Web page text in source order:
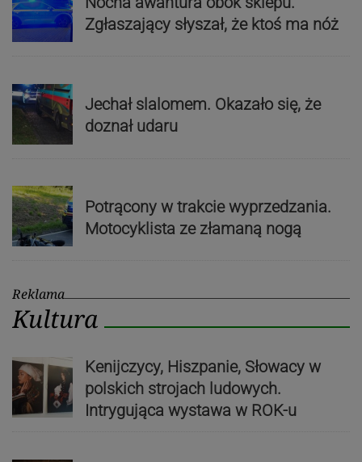
Zgłaszający słyszał, że ktoś ma nóż
Jechał slalomem. Okazało się, że
doznał udaru
Potrącony w trakcie wyprzedzania.
Motocyklista ze złamaną nogą
Reklama
Kultura
Kenijczycy, Hiszpanie, Słowacy w
polskich strojach ludowych.
Intrygująca wystawa w ROK-u